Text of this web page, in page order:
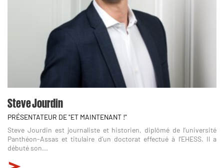
Steve Jourdin
PRÉSENTATEUR DE "ET MAINTENANT !"
Steve Jourdin est journaliste et historien, diplômé de l’université
Panthéon-Assas et titulaire d’un doctorat effectué à l’EHESS. Il a
débuté son...